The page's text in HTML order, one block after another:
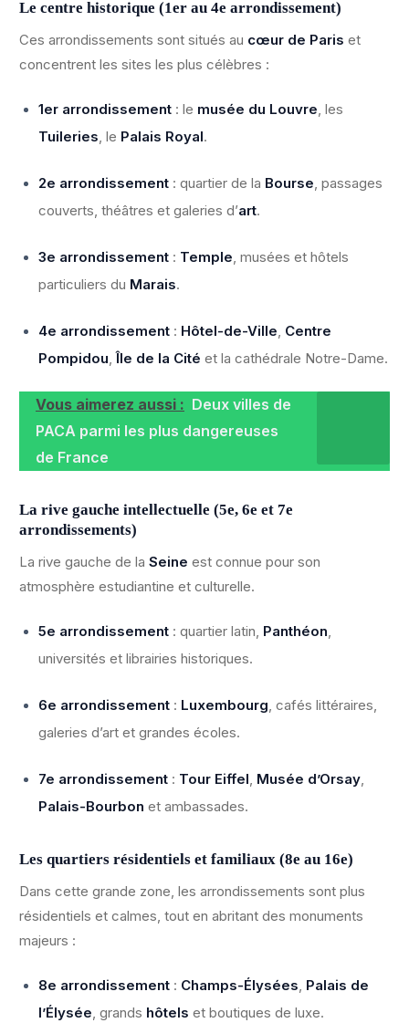
Le centre historique (1er au 4e arrondissement)
Ces arrondissements sont situés au cœur de Paris et
concentrent les sites les plus célèbres :
1er arrondissement : le musée du Louvre, les
Tuileries, le Palais Royal.
2e arrondissement : quartier de la Bourse, passages
couverts, théâtres et galeries d’art.
3e arrondissement : Temple, musées et hôtels
particuliers du Marais.
4e arrondissement : Hôtel-de-Ville, Centre
Pompidou,Île de la Cité et la cathédrale Notre-Dame.
Vous aimerez aussi : Deux villes de
PACA parmi les plus dangereuses
de France
La rive gauche intellectuelle (5e, 6e et 7e
arrondissements)
La rive gauche de la Seine est connue pour son
atmosphère estudiantine et culturelle.
5e arrondissement : quartier latin, Panthéon,
universités et librairies historiques.
6e arrondissement : Luxembourg, cafés littéraires,
galeries d’art et grandes écoles.
7e arrondissement : Tour Eiffel, Musée d’Orsay,
Palais-Bourbon et ambassades.
Les quartiers résidentiels et familiaux (8e au 16e)
Dans cette grande zone, les arrondissements sont plus
résidentiels et calmes, tout en abritant des monuments
majeurs :
8e arrondissement : Champs-Élysées, Palais de
l’Élysée, grands hôtels et boutiques de luxe.